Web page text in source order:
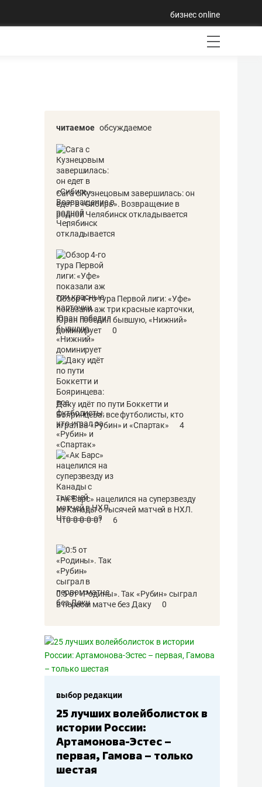
бизнес online
читаемое обсуждаемое
Сага с Кузнецовым завершилась: он
едет в «Сибирь». Возвращение в
родной Челябинск откладывается
1
Обзор 4-го тура Первой лиги: «Уфе»
показали аж три красные карточки,
Юран победил бывшую, «Нижний»
доминирует
0
Даку идёт по пути Боккетти и
Бояринцева: все футболисты, кто
играл за «Рубин» и «Спартак»
4
«Ак Барс» нацелился на суперзвезду
из Канады с тысячей матчей в НХЛ.
Что-о-о-о-о?
6
0:5 от «Родины». Так «Рубин» сыграл
в первом матче без Даку
0
в
–
– только
выбор редакции
Бюджеты клубов КХЛ: СКА
– главный мажор, «Ак
Барс» – второй, «Салават
Юлаев» – середняк